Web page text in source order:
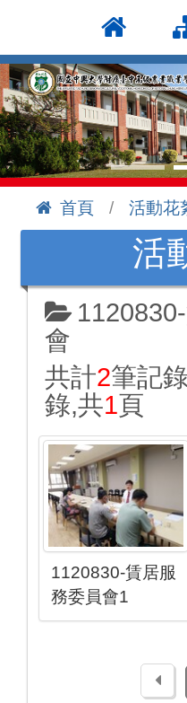
到
主
要
內
容
區
首頁
活動花
活
會
共計2筆記
錄,共1頁
1120830-賃居服
務委員會1
上